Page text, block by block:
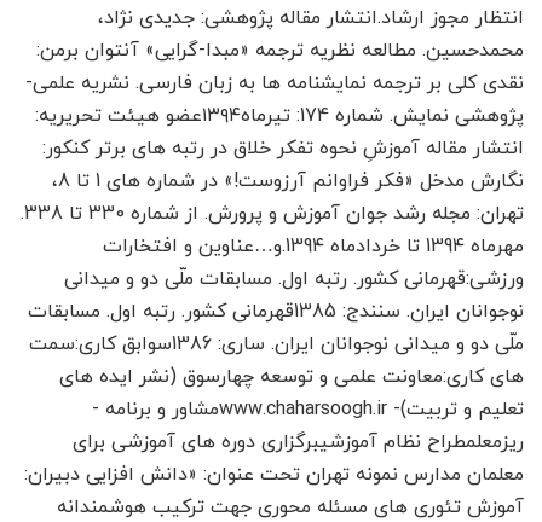
انتظار مجوز ارشاد.انتشار مقاله پژوهشی: جدیدی نژاد،
محمدحسین. مطالعه نظریه ترجمه «مبدا-گرایی» آنتوان برمن:
نقدی کلی بر ترجمه نمایشنامه ها به زبان فارسی. نشریه علمی-
پژوهشی نمایش. شماره 174: تیرماه۱۳۹۴عضو هیئت تحریریه:
انتشار مقاله آموزشِ نحوه تفکر خلاق در رتبه های برتر کنکور:
نگارش مدخل «فکر فراوانم آرزوست!» در شماره های 1 تا 8،
تهران: مجله رشد جوان آموزش و پرورش. از شماره 330 تا 338.
مهرماه 139۴ تا خردادماه 139۴.و…عناوین و افتخارات
ورزشی:قهرمانی کشور. رتبه اول. مسابقات ملّی دو و میدانی
نوجوانان ایران. سنندج: 1385قهرمانی کشور. رتبه اول. مسابقات
ملّی دو و میدانی نوجوانان ایران. ساری: 1386سوابق کاری:سمت
های کاری:معاونت علمی و توسعه چهارسوق (نشر ایده های
تعلیم و تربیت)- www.chaharsoogh.irمشاور و برنامه ­
ریزمعلمطراح نظام آموزشیبرگزاری دوره های آموزشی برای
معلمان مدارس نمونه تهران تحت عنوان: «دانش افزایی دبیران:
آموزش تئوری های مسئله محوری جهت ترکیب هوشمندانه